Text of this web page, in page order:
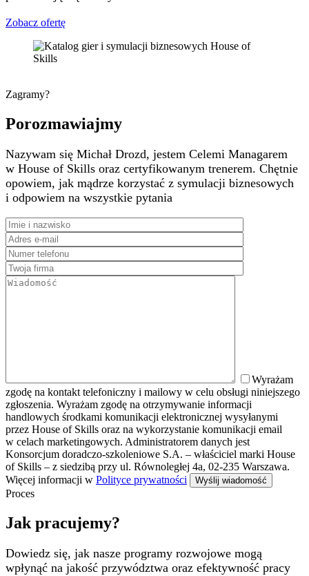
Zobacz ofertę
Zagramy?
Porozmawiajmy
Nazywam się Michał Drozd, jestem Celemi Managarem
w House of Skills oraz certyfikowanym trenerem. Chętnie
opowiem, jak mądrze korzystać z symulacji biznesowych
i odpowiem na wszystkie pytania
Wyrażam
zgodę na kontakt telefoniczny i mailowy w celu obsługi niniejszego
zgłoszenia. Wyrażam zgodę na otrzymywanie informacji
handlowych środkami komunikacji elektronicznej wysyłanymi
przez House of Skills oraz na wykorzystanie komunikacji email
w celach marketingowych. Administratorem danych jest
Konsorcjum doradczo-szkoleniowe S.A. – właściciel marki House
of Skills – z siedzibą przy ul. Równoległej 4a, 02-235 Warszawa.
Więcej informacji w Polityce prywatności
Proces
Jak pracujemy?
Dowiedz się, jak nasze programy rozwojowe mogą
wpłynąć na jakość przywództwa oraz efektywność pracy